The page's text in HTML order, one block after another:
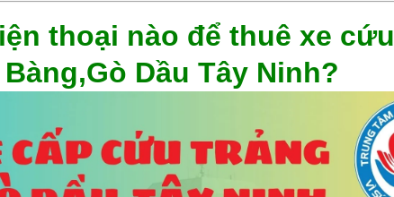
thoại nào để thuê xe cứu
Dầu Tây Ninh?